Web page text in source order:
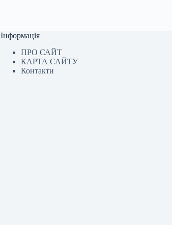
Інформація
ПРО САЙТ
КАРТА САЙТУ
Контакти